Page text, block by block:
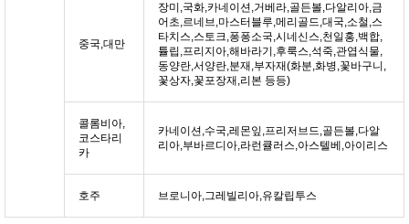
중국,대만
장미,국화,카네이션,거베라,골든볼,다알리아,금
어초,르네브,마스터블루,메리골드,대국,소철,스
타치스,스토크,퐁퐁소국,시네신스,천일홍,백합,
튤립,프리지아,해바라기,후룩스,석죽,관엽식물,
동양란,서양란,분재,부자재(화분,화병,꽃바구니,
꽃상자,꽃포장재,리본 등등)
콜롬비아,
코스타리
카
카네이션,수국,레몬잎,프리저브드,골든볼,다알
리아,부바르디아,라런큘러스,아스텔베,아이리스
호주 브로니아,그레빌리아,유칼립투스